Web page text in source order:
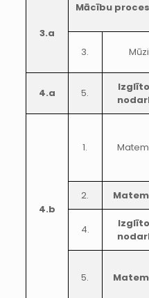
3.a
Mācību
3.
4.a 5.
4.b
1.
2.
4.
5.